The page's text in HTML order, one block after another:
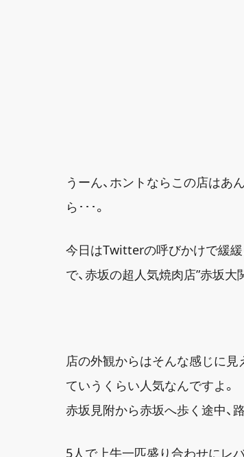
うーん、ホントならこの店はあ
ら･･･。
今日はTwitterの呼びかけで緩緩
で、赤坂の超人気焼肉店”赤坂
店の外観からはそんな感じに
ていうくらい人気なんですよ。
赤坂見附から赤坂へ歩く途中、
5人で上牛一匹盛り合わせにレ